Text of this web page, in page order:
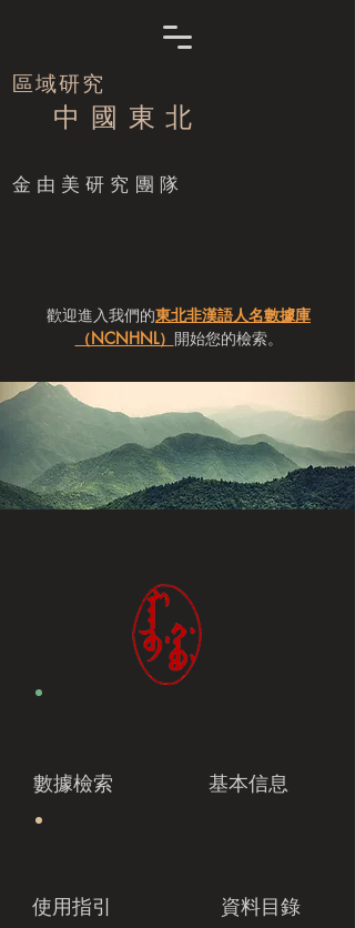
區域研究
中 國 東 北
​金由美研究團隊
歡迎進入我們的東北非漢語人名數據庫
（NCNHNL） 開始您的檢索。
數據檢索 基本信息
使用指引 資料目錄